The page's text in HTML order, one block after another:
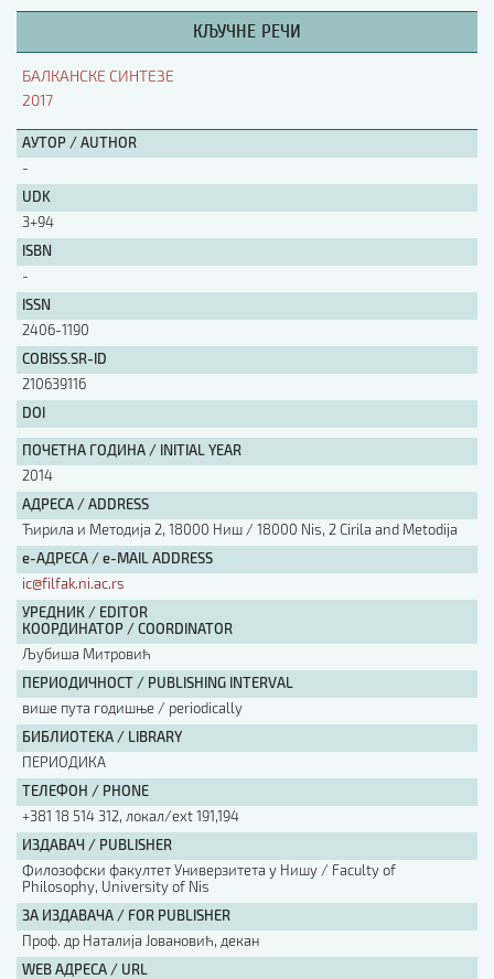
Тип издања
АУТОР / AUTHOR
UDK
ISBN
COBISS.SR-ID
DOI
КЉУЧНЕ РЕЧИ
БАЛКАНСКЕ СИНТЕЗЕ
2017
АУТОР / AUTHOR
-
UDK
3+94
ISBN
-
ISSN
2406-1190
COBISS.SR-ID
210639116
DOI
ПОЧЕТНА ГОДИНА / INITIAL YEAR
2014
АДРЕСА / ADDRESS
Ћирила и Методија 2, 18000 Ниш / 18000 Nis, 2 Cirila and Metodija
е-АДРЕСА / e-MAIL ADDRESS
ic@filfak.ni.ac.rs
УРЕДНИК / EDITOR
КООРДИНАТОР / COORDINATOR
Љубиша Митровић
ПЕРИОДИЧНОСТ / PUBLISHING INTERVAL
више пута годишње / periodically
БИБЛИОТЕКА / LIBRARY
ПЕРИОДИКА
ТЕЛЕФОН / PHONE
+381 18 514 312, локал/ext 191,194
ИЗДАВАЧ / PUBLISHER
Филозофски факултет Универзитета у Нишу / Faculty of
Philosophy, University of Nis
ЗА ИЗДАВАЧА / FOR PUBLISHER
Проф. др Наталија Јовановић, декан
WEB АДРЕСА / URL